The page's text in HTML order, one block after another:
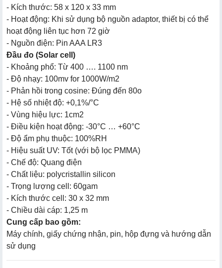
- Kích thước: 58 x 120 x 33 mm
- Hoạt động: Khi sử dụng bộ nguồn adaptor, thiết bị có thể
hoạt động liên tục hơn 72 giờ
- Nguồn điện: Pin AAA LR3
Đầu đo (Solar cell)
- Khoảng phổ: Từ 400 …. 1100 nm
- Độ nhạy: 100mv for 1000W/m2
- Phản hồi trong cosine: Đúng đến 80o
- Hệ số nhiệt độ: +0,1%/°C
- Vùng hiệu lực: 1cm2
- Điều kiện hoạt động: -30°C … +60°C
- Độ ẩm phụ thuộc: 100%RH
- Hiệu suất UV: Tốt (với bộ lọc PMMA)
- Chế độ: Quang điện
- Chất liệu: polycristallin silicon
- Trọng lượng cell: 60gam
- Kích thước cell: 30 x 32 mm
- Chiều dài cáp: 1,25 m
Cung cấp bao gồm:
Máy chính, giấy chứng nhận, pin, hộp đựng và hướng dẫn
sử dụng